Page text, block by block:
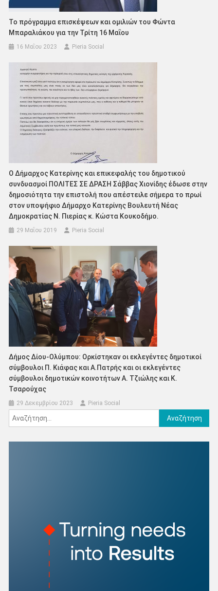
Το πρόγραμμα επισκέψεων και ομιλιών του Φώντα
Μπαραλιάκου για την Τρίτη 16 Μαΐου
16 Μαΐου 2023 Pieria Social
Ο Δήμαρχος Κατερίνης και επικεφαλής του δημοτικού
συνδυασμοί ΠΟΛΙΤΕΣ ΣΕ ΔΡΑΣΗ Σάββας Χιονίδης έδωσε στην
δημοσιότητα την επιστολή που απέστειλε σήμερα το πρωί
στον υποψήφιο Δήμαρχο Κατερίνης Βουλευτή Νέας
Δημοκρατίας Ν. Πιερίας κ. Κώστα Κουκοδήμο.
29 Μαΐου 2019 Pieria Social
Δήμος Δίου-Ολύμπου: Ορκίστηκαν οι εκλεγέντες δημοτικοί
σύμβουλοι Π. Κιάφας και Α.Πατρής και οι εκλεγέντες
σύμβουλοι δημοτικών κοινοτήτων Α. Τζιώλης και Κ.
Τσαρούχας
29 Δεκεμβρίου 2023 Pieria Social
Αναζήτηση
για: